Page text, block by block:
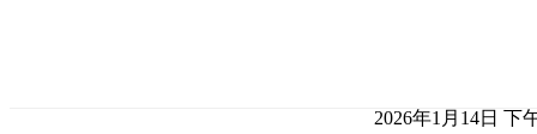
2026年1月14日 下